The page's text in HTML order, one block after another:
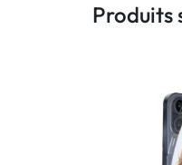
Produits